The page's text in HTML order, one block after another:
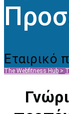
Εταιρικό
The Webfitness Hub >